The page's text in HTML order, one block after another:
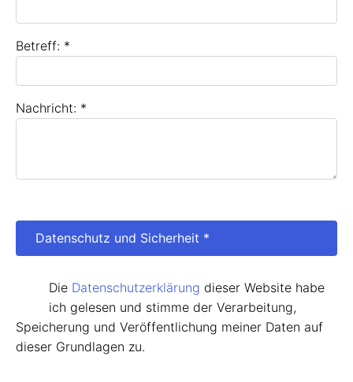
Betreff: *
Nachricht: *
Datenschutz und Sicherheit *
Die Datenschutzerklärung dieser Website habe
ich gelesen und stimme der Verarbeitung,
Speicherung und Veröffentlichung meiner Daten auf
dieser Grundlagen zu.